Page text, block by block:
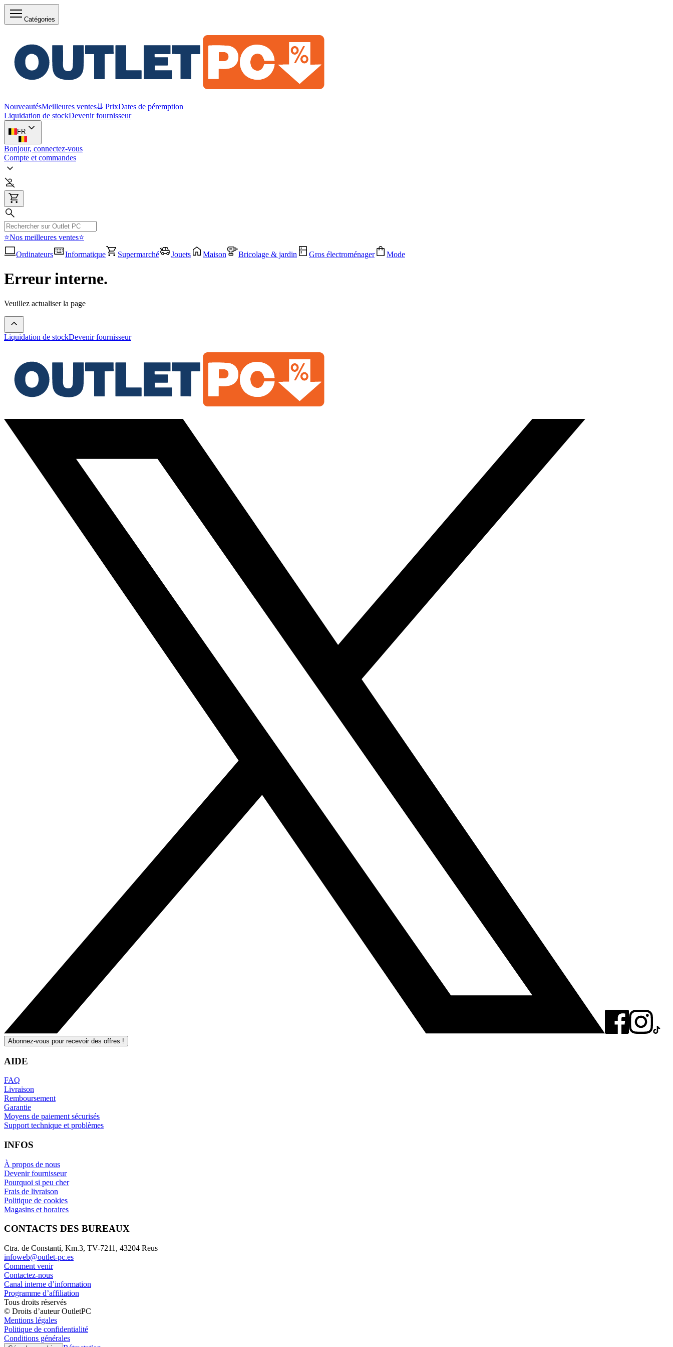
Catégories
NouveautésMeilleures ventes⇊ PrixDates de péremption
Liquidation de stockDevenir fournisseur
FR
Bonjour, connectez-vous
Compte et commandes
⭐Nos meilleures ventes⭐
Ordinateurs
Informatique Supermarché Jouets Maison Bricolage & jardin Gros électroménager Mode
Erreur interne.
Veuillez actualiser la page
Liquidation de stockDevenir fournisseur
Abonnez-vous pour recevoir des offres !
AIDE
FAQ
Livraison
Remboursement
Garantie
Moyens de paiement sécurisés
Support technique et problèmes
INFOS
À propos de nous
Devenir fournisseur
Pourquoi si peu cher
Frais de livraison
Politique de cookies
Magasins et horaires
CONTACTS DES BUREAUX
Ctra. de Constantí, Km.3, TV-7211, 43204 Reus
infoweb@outlet-pc.es
Comment venir
Contactez-nous
Canal interne d’information
Programme d’affiliation
Tous droits réservés
© Droits d’auteur OutletPC
Mentions légales
Politique de confidentialité
Conditions générales